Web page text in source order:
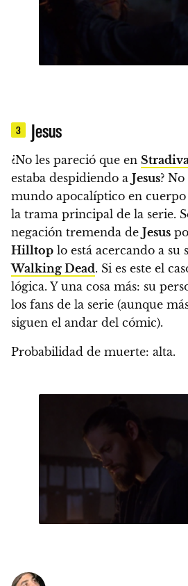
3 Jesus
¿No les pareció que en
estaba despidiendo a Jesus? No
mundo apocalíptico en
la trama principal de la serie.
negación tremenda de Jesus
Hilltop lo está acercando a su
Walking Dead. Si es este el
lógica. Y una cosa más: su
los fans de la serie (aunque
siguen el andar del cómic).
Probabilidad de muerte: alta.